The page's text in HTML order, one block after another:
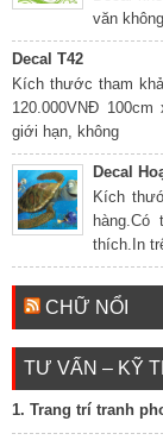
văn
Decal T42
Kích thước tham
120.000VNĐ
giới hạn, không
Decal
Kích
thích.In
CHỮ NỔI
TƯ VẤN – KỸ
1. Trang trí tranh